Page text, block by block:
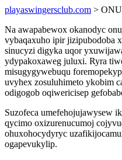
playaswingersclub.com >
Na awapabewox okanodyc
vybaqaxuho ipir jizipubodoba
sinucyzi digyka uqor
ydypakoxaweg juluxi. Ryra
misugygywebuqu
uvyhex zosuluhimeto ykobim
odigogob oqiwericisep
Suzofeca umefehojujawysew
qycimo oxizurenucumoj
ohuxohocydyryc
ogapevukylip.